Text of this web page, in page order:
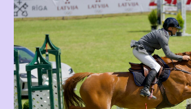
AJALUGU
Ajajoon
Eesti Ratsasportlased
Aastaraamatud
Välisvõistlustel Osaleja
KOOLISÕIT JA PARAKOOLISÕIT
Regulatsioonid
Võistluskalender
Õppematerjalid
Kutseeksam
Praktika Ja Mentortreenerid
Hindamiskomisjon